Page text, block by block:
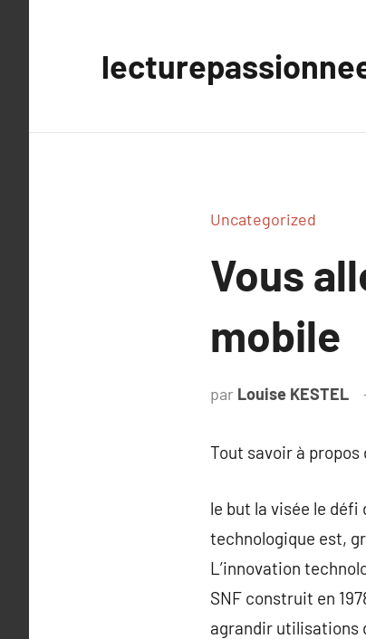
Uncategorized
Vous
mobile
par Louise KESTEL
Tout savoir à propos
le but la visée le défi
technologique est,
L’innovation
SNF construit en
agrandir utilisations